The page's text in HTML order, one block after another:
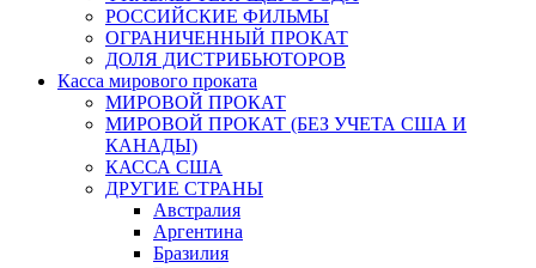
РОССИЙСКИЕ ФИЛЬМЫ
ОГРАНИЧЕННЫЙ ПРОКАТ
ДОЛЯ ДИСТРИБЬЮТОРОВ
Касса мирового проката
МИРОВОЙ ПРОКАТ
МИРОВОЙ ПРОКАТ (БЕЗ УЧЕТА США И
КАНАДЫ)
КАССА США
ДРУГИЕ СТРАНЫ
Австралия
Аргентина
Бразилия